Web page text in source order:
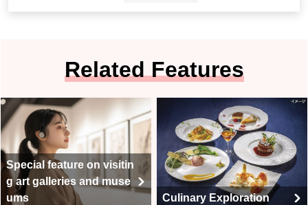
Related Features
Special feature on visitin
g art galleries and muse
ums
Culinary Exploration